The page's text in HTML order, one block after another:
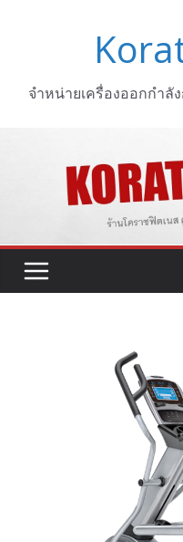
จำหน่ายเครื่องออกกำลั